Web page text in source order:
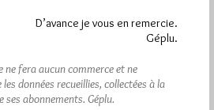
D’avance je vous en remercie.
Géplu.
ne fera aucun commerce et ne
données recueillies, collectées à la
ses abonnements. Géplu.